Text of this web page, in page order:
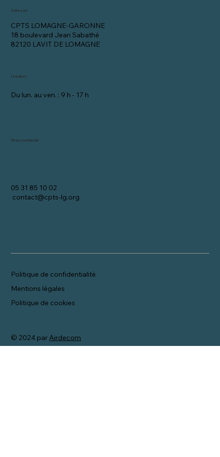
Adresse
CPTS LOMAGNE-GARONNE
18 boulevard Jean Sabathé
82120 LAVIT DE LOMAGNE
Du lun. au ven. : 9 h - 17 h
Horaires
05 31 85 10 02
contact@cpts-lg.org
Nous contacter
© 2024 parAirdecom
Politique de confidentialité
Mentions légales
Politique de cookies